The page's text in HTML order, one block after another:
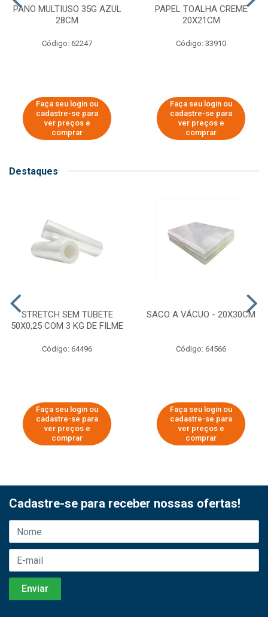
PANO MULTIUSO 35G AZUL
28CM
Código: 62247
Faça seu login ou
cadastre-se para
ver preços e
comprar
PAPEL TOALHA CREME
20X21CM
Código: 33910
Faça seu login ou
cadastre-se para
ver preços e
comprar
Destaques
STRETCH SEM TUBETE
50X0,25 COM 3 KG DE FILME
Código: 64496
Faça seu login ou
cadastre-se para
ver preços e
comprar
SACO A VÁCUO - 20X30CM
Código: 64566
Faça seu login ou
cadastre-se para
ver preços e
comprar
Cadastre-se para receber nossas ofertas!